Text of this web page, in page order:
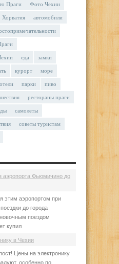
Праги Фото Чехии
Хорватия автомобили
еда замки
курорт море
отели парки пиво
рестораны праги
самолеты
советы туристам
аэропорта Фьюмичино до
этим аэропортом при
до города
поездом
купил
в Чехии
Цены на электронику
особенно по